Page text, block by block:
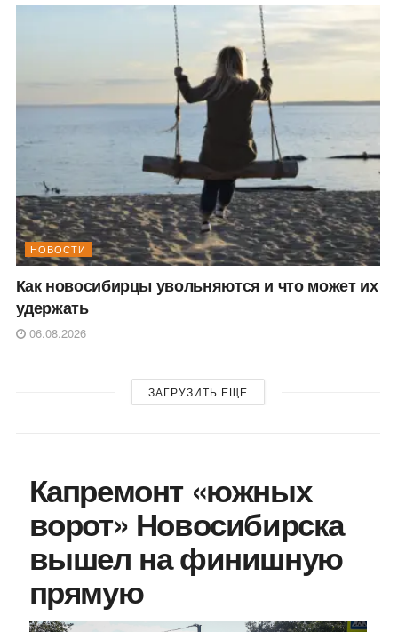
НОВОСТИ
Как новосибирцы увольняются и что может их
удержать
06.08.2026
ЗАГРУЗИТЬ ЕЩЕ
Капремонт «южных
ворот» Новосибирска
вышел на финишную
прямую